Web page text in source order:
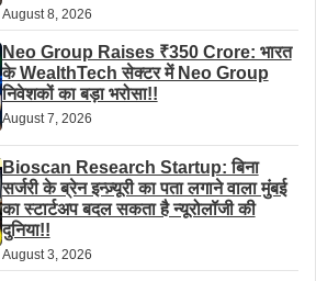
August 8, 2026
Neo Group Raises ₹350 Crore: भारत
के WealthTech सेक्टर में Neo Group
निवेशकों का बड़ा भरोसा!!
August 7, 2026
Bioscan Research Startup: बिना
सर्जरी के ब्रेन इन्ज़्यूरी का पता लगाने वाला मुंबई
का स्टार्टअप बदल सकता है न्यूरोलॉजी की
दुनिया!!
August 3, 2026